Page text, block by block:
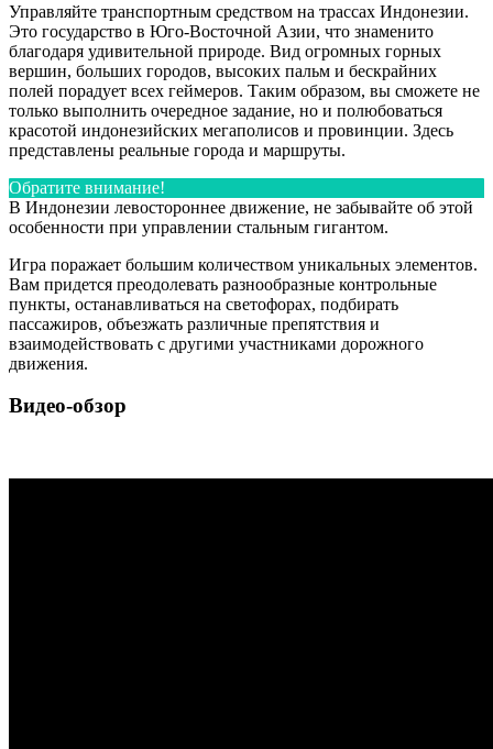
Управляйте транспортным средством на трассах Индонезии.
Это государство в Юго-Восточной Азии, что знаменито
благодаря удивительной природе. Вид огромных горных
вершин, больших городов, высоких пальм и бескрайних
полей порадует всех геймеров. Таким образом, вы сможете не
только выполнить очередное задание, но и полюбоваться
красотой индонезийских мегаполисов и провинции. Здесь
представлены реальные города и маршруты.
Обратите внимание!
В Индонезии левостороннее движение, не забывайте об этой
особенности при управлении стальным гигантом.
Игра поражает большим количеством уникальных элементов.
Вам придется преодолевать разнообразные контрольные
пункты, останавливаться на светофорах, подбирать
пассажиров, объезжать различные препятствия и
взаимодействовать с другими участниками дорожного
движения.
Видео-обзор